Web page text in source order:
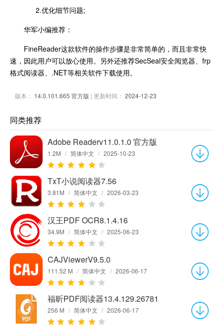
2.优化细节问题;
华军小编推荐：
FineReader这款软件的操作步骤是非常简单的，而且非常快
速，因此用户可以放心使用。另外还推荐SecSeal安全阅览器、frp
格式阅读器、.NET等相关软件下载使用。
版本： 14.0.101.665 官方版 | 更新时间： 2024-12-23
同类推荐
Adobe Readerv11.0.1.0 官方版
1.2M / 简体中文 / 2025-10-23
TxT小说阅读器7.56
3.81M / 简体中文 / 2026-03-23
汉王PDF OCR8.1.4.16
34.9M / 简体中文 / 2025-06-23
CAJViewerV9.5.0
111.52 M / 简体中文 / 2026-06-17
福昕PDF阅读器13.4.129.26781
256 M / 简体中文 / 2026-06-17